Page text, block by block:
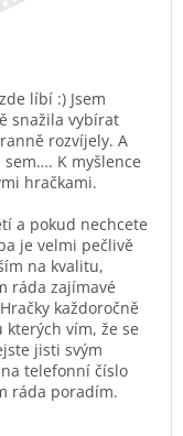
líbí :) Jsem
snažila vybírat
rozvíjely. A
K myšlence
hračkami.
a pokud nechcete
je velmi pečlivě
na kvalitu,
ráda zajímavé
každoročně
kterých vím, že se
jisti svým
telefonní číslo
ráda poradím.